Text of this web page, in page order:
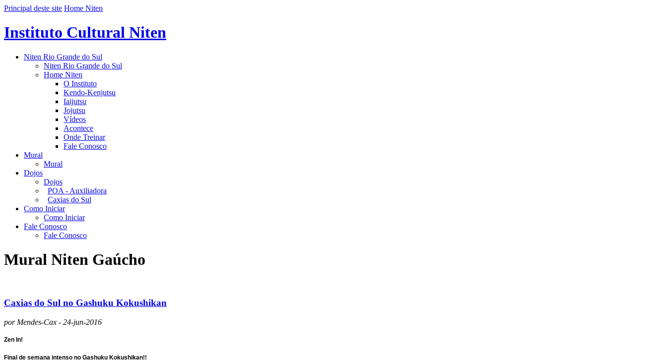
Principal deste site Home Niten
Instituto Cultural Niten
Niten Rio Grande do Sul
Niten Rio Grande do Sul
Home Niten
O Instituto
Kendo-Kenjutsu
Iaijutsu
Jojutsu
Vídeos
Acontece
Onde Treinar
Fale Conosco
Mural
Mural
Dojos
Dojos
POA - Auxiliadora
Caxias do Sul
Como Iniciar
Como Iniciar
Fale Conosco
Fale Conosco
Mural Niten Gaúcho
Caxias do Sul no Gashuku Kokushikan
por Mendes-Cax - 24-jun-2016
Zen In!
Final de semana intenso no Gashuku Kokushikan!!